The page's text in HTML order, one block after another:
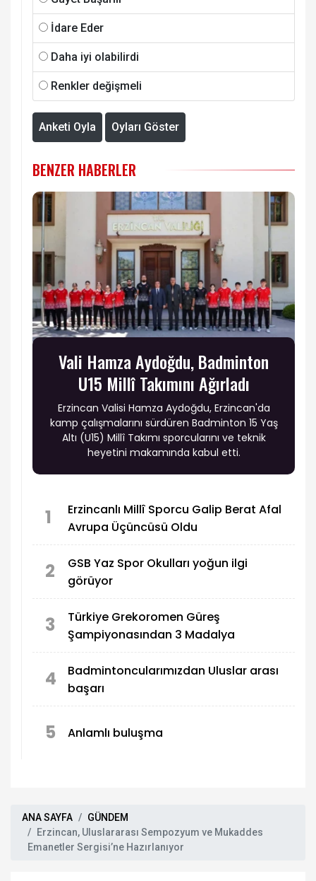
İdare Eder
Daha iyi olabilirdi
Renkler değişmeli
Anketi Oyla Oyları Göster
BENZER HABERLER
Vali Hamza Aydoğdu, Badminton
U15 Millî Takımını Ağırladı
Erzincan Valisi Hamza Aydoğdu, Erzincan'da
kamp çalışmalarını sürdüren Badminton 15 Yaş
Altı (U15) Millî Takımı sporcularını ve teknik
heyetini makamında kabul etti.
1
Erzincanlı Millî Sporcu Galip Berat Afal
Avrupa Üçüncüsü Oldu
2
GSB Yaz Spor Okulları yoğun ilgi
görüyor
3
Türkiye Grekoromen Güreş
Şampiyonasından 3 Madalya
4
Badmintoncularımızdan Uluslar arası
başarı
5 Anlamlı buluşma
ANA SAYFA
GÜNDEM
Erzincan, Uluslararası Sempozyum ve Mukaddes
Emanetler Sergisi’ne Hazırlanıyor